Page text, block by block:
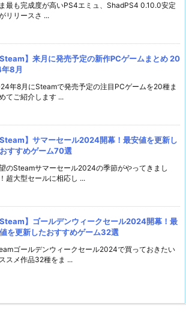
最も完成度が高いPS4エミュ、ShadPS4 0.10.0安定
リリースさ ...
Steam】来月に発売予定の新作PCゲームまとめ 20
8月
年8月にSteamで発売予定の注目PCゲームを20種ま
てご紹介します ...
Steam】サマーセール2024開幕！最安値を更新し
すすめゲーム70選
のSteamサマーセール2024の季節がやってきまし
超大型セールに相応し ...
Steam】ゴールデンウィークセール2024開幕！最
を更新したおすすめゲーム32選
ゴールデンウィークセール2024で買っておきたい
スメ作品32種をま ...